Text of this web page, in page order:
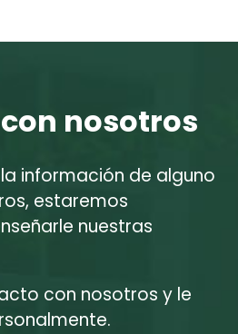
nosotros
información de alguno
estaremos
nuestras
con nosotros y le